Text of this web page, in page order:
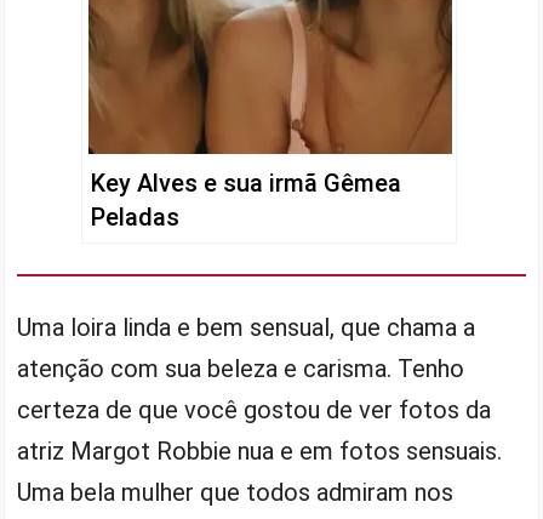
Key Alves e sua irmã Gêmea
Peladas
Uma loira linda e bem sensual, que chama a
atenção com sua beleza e carisma. Tenho
certeza de que você gostou de ver fotos da
atriz Margot Robbie nua e em fotos sensuais.
Uma bela mulher que todos admiram nos